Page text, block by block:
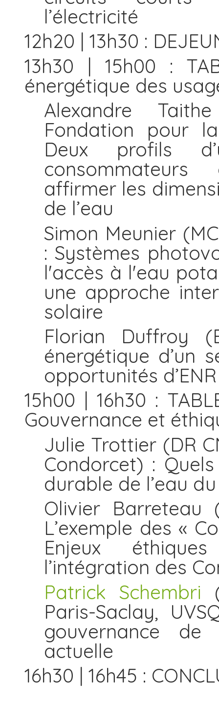
l’électricité
12h20 | 13h30 :
13h30 | 15h00 :
énergétique des
Alexandre
Fondation pour
Deux profils
affirmer les
de l’eau
Simon Meunier
: Systèmes
l'accès à l'eau
une approche
solaire
Florian Duffroy
énergétique d’un
opportunités
15h00 | 16h30 :
Gouvernance et
Julie Trottier (DR
Condorcet) :
durable de l’eau
Olivier Barreteau
L’exemple des «
Enjeux
l’intégration des
Patrick Schembri
Paris-Saclay,
gouvernance
actuelle
16h30 | 16h45 :